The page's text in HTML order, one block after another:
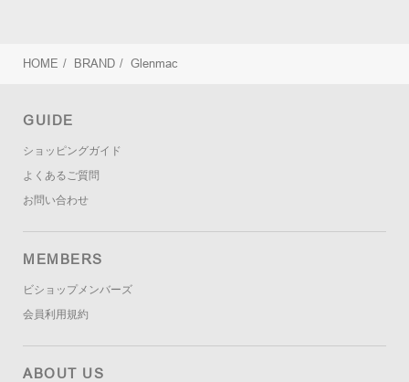
HOME / BRAND / Glenmac
GUIDE
ショッピングガイド
よくあるご質問
お問い合わせ
MEMBERS
ビショップメンバーズ
会員利用規約
ABOUT US